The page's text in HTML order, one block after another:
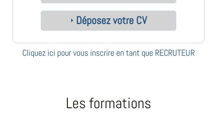
Déposez votre CV
Cliquez ici pour vous inscrire en tant que RECRUTEUR
Les formations